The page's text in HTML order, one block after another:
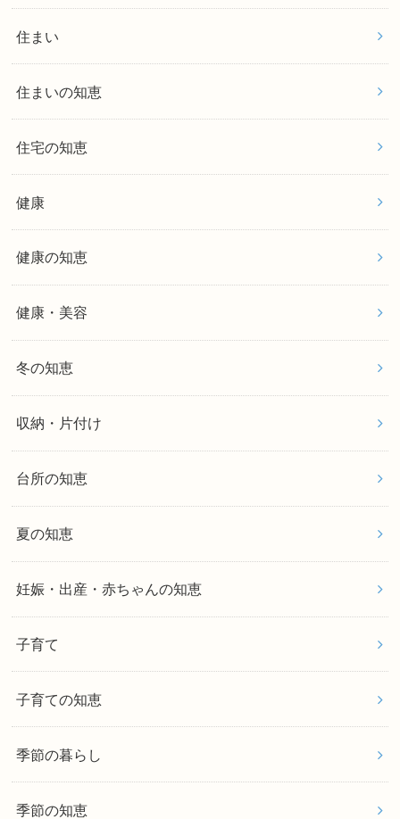
住まい
住まいの知恵
住宅の知恵
健康
健康の知恵
健康・美容
冬の知恵
収納・片付け
台所の知恵
夏の知恵
妊娠・出産・赤ちゃんの知恵
子育て
子育ての知恵
季節の暮らし
季節の知恵